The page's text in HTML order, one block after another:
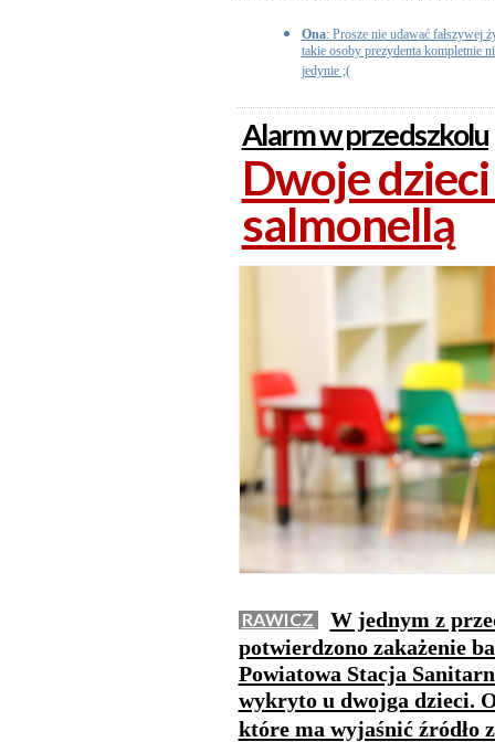
Ona: Prosze nie udawać fałszywej
takie osoby prezydenta kompletnie
jedynie ;(
Alarm w przedszkolu
Dwoje
salmonellą
RAWICZ
W jednym z
potwierdzono zakażenie
Powiatowa Stacja
wykryto u dwojga dzieci.
które ma wyjaśnić źródło